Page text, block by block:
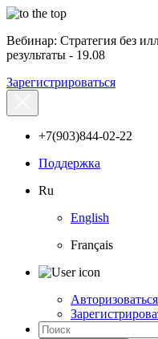
Вебинар: Стратегия без
результаты - 19.08
Зарегистрироваться
+7(903)844-02-22
Поддержка
Ru
English
Français
Авторизоваться